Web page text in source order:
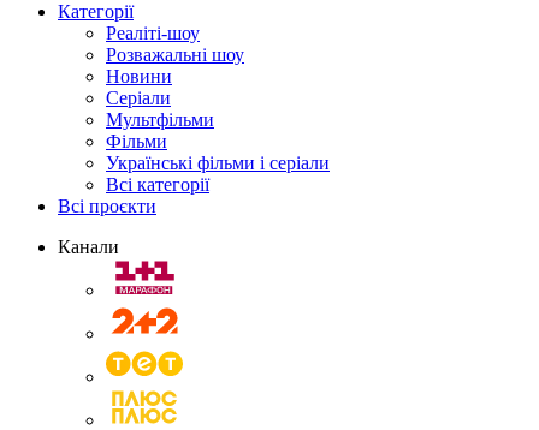
Категорії
Реаліті-шоу
Розважальні шоу
Новини
Серіали
Мультфільми
Фільми
Українські фільми і серіали
Всі категорії
Всі проєкти
Канали